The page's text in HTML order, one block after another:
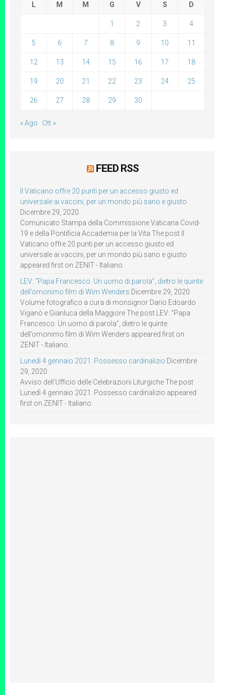
L M M G V S D
1 2 3 4
5 6 7 8 9 10 11
12 13 14 15 16 17 18
19 20 21 22 23 24 25
26 27 28 29 30
« Ago Ott »
FEED RSS
Il Vaticano offre 20 punti per un accesso giusto ed
universale ai vaccini, per un mondo più sano e giusto
Dicembre 29, 2020
Comunicato Stampa della Commissione Vaticana Covid-
19 e della Pontificia Accademia per la Vita The post Il
Vaticano offre 20 punti per un accesso giusto ed
universale ai vaccini, per un mondo più sano e giusto
appeared first on ZENIT - Italiano.
LEV: “Papa Francesco. Un uomo di parola”, dietro le quinte
dell’omonimo film di Wim Wenders Dicembre 29, 2020
Volume fotografico a cura di monsignor Dario Edoardo
Viganò e Gianluca della Maggiore The post LEV: “Papa
Francesco. Un uomo di parola”, dietro le quinte
dell’omonimo film di Wim Wenders appeared first on
ZENIT - Italiano.
Lunedì 4 gennaio 2021: Possesso cardinalizio Dicembre
29, 2020
Avviso dell’Ufficio delle Celebrazioni Liturgiche The post
Lunedì 4 gennaio 2021: Possesso cardinalizio appeared
first on ZENIT - Italiano.